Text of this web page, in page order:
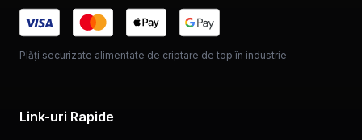
Plăți securizate alimentate de criptare de top în industrie
Link-uri Rapide